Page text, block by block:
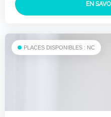
EN
PLACES DISPONIBLES : NC